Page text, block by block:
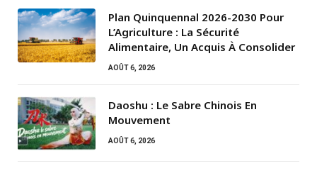
Plan Quinquennal 2026-2030 Pour
L’Agriculture : La Sécurité
Alimentaire, Un Acquis À Consolider
AOÛT 6, 2026
Daoshu : Le Sabre Chinois En
Mouvement
AOÛT 6, 2026